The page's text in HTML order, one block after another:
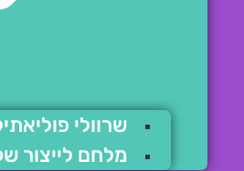
שרוולי
מלחם לייצור